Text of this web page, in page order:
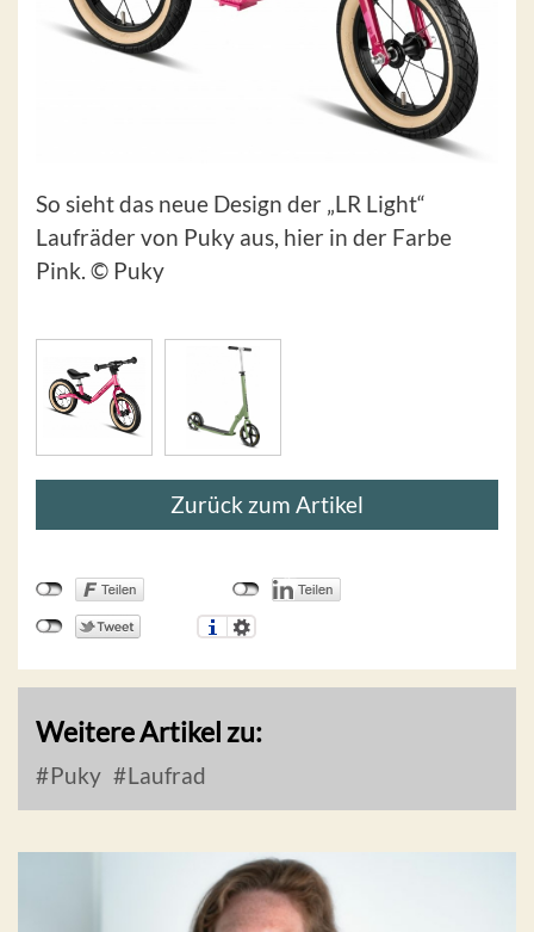
So sieht das neue Design der „LR Light“
Laufräder von Puky aus, hier in der Farbe
Pink. © Puky
Zurück zum Artikel
Weitere Artikel zu:
Puky Laufrad